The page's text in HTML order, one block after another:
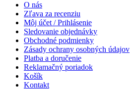
O nás
Zľava za recenziu
Môj účet / Prihlásenie
Sledovanie objednávky
Obchodné podmienky
Zásady ochrany osobných údajov
Platba a doručenie
Reklamačný poriadok
Košík
Kontakt